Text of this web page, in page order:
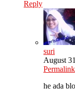
Reply
suri
August
Permalink
he ada